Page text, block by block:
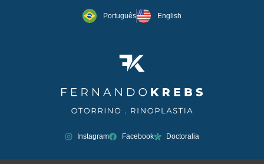
Português English
Instagram Facebook Doctoralia